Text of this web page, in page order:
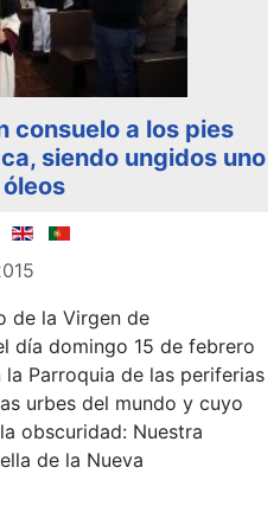
consuelo a los pies
siendo ungidos uno
de la Virgen de
día domingo 15 de febrero
Parroquia de las periferias
urbes del mundo y cuyo
obscuridad: Nuestra
de la Nueva